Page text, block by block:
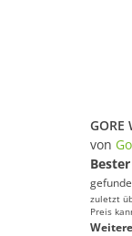
von
zuletzt
Preis